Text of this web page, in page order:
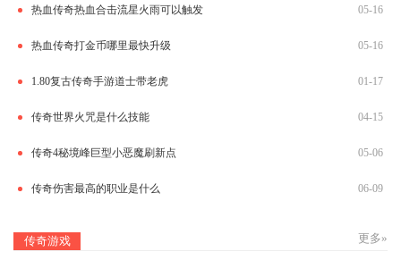
热血传奇热血合击流星火雨可以触发 05-16
热血传奇打金币哪里最快升级 05-16
1.80复古传奇手游道士带老虎 01-17
传奇世界火咒是什么技能 04-15
传奇4秘境峰巨型小恶魔刷新点 05-06
传奇伤害最高的职业是什么 06-09
传奇游戏 更多»